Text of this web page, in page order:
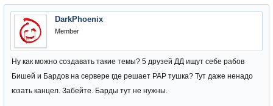
DarkPhoenix
Member
Ну как можно создавать такие темы? 5 друзей ДД ищут себе рабов
Бишей и Бардов на сервере где решает РАР тушка? Тут даже ненадо
юзать канцел. Забейте. Барды тут не нужны.